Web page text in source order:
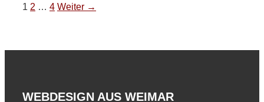
Seite
1 Seite
2 … Seite
4 Weiter →
WEBDESIGN AUS WEIMAR